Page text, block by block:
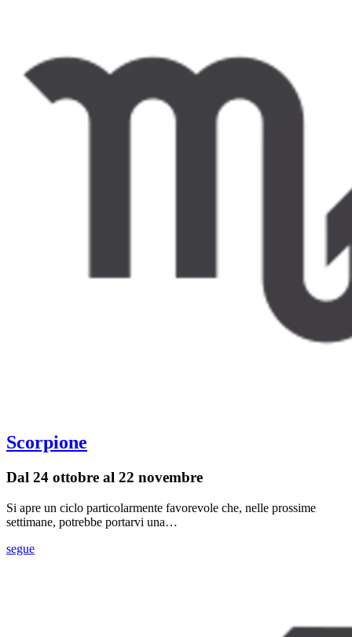
Scorpione
Dal 24 ottobre al 22 novembre
Si apre un ciclo particolarmente favorevole che, nelle prossime
settimane, potrebbe portarvi una…
segue